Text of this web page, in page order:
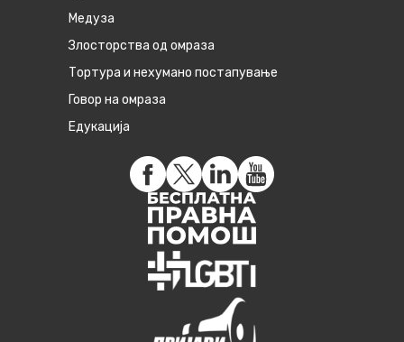
Медуза
Злосторства од омраза
Тортура и нехумано постапување
Говор на омраза
Едукација